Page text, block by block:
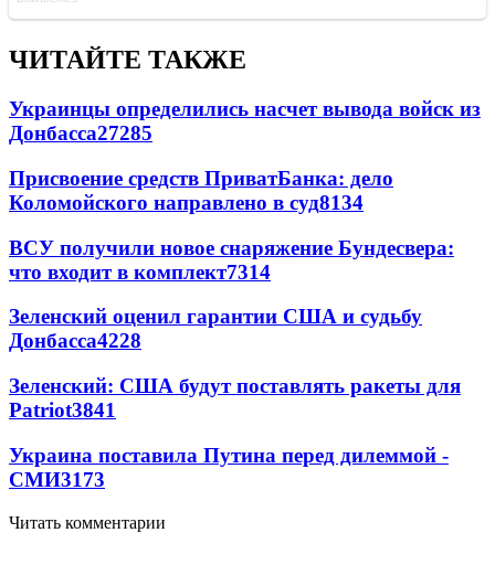
ЧИТАЙТЕ ТАКЖЕ
Украинцы определились насчет вывода войск из
Донбасса27285
Присвоение средств ПриватБанка: дело
Коломойского направлено в суд8134
ВСУ получили новое снаряжение Бундесвера:
что входит в комплект7314
Зеленский оценил гарантии США и судьбу
Донбасса4228
Зеленский: США будут поставлять ракеты для
Patriot3841
Украина поставила Путина перед дилеммой -
СМИ3173
Читать комментарии